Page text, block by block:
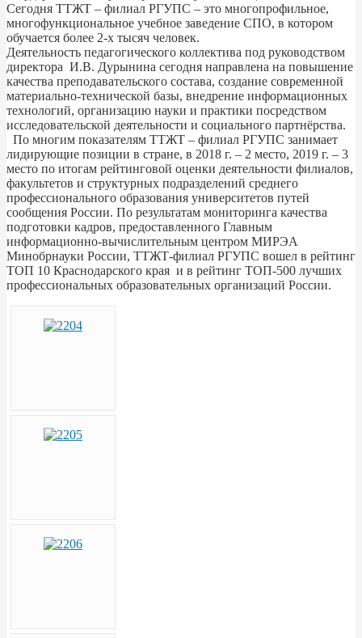
Сегодня ТТЖТ – филиал РГУПС – это многопрофильное,
многофункциональное учебное заведение СПО, в котором
обучается более 2-х тысяч человек.
Деятельность педагогического коллектива под руководством
директора И.В. Дурынина сегодня направлена на повышение
качества преподавательского состава, создание современной
материально-технической базы, внедрение информационных
технологий, организацию науки и практики посредством
исследовательской деятельности и социального партнёрства.
По многим показателям ТТЖТ – филиал РГУПС занимает
лидирующие позиции в стране, в 2018 г. – 2 место, 2019 г. – 3
место по итогам рейтинговой оценки деятельности филиалов,
факультетов и структурных подразделений среднего
профессионального образования университетов путей
сообщения России. По результатам мониторинга качества
подготовки кадров, предоставленного Главным
информационно-вычислительным центром МИРЭА
Минобрнауки России, ТТЖТ-филиал РГУПС вошел в рейтинг
ТОП 10 Краснодарского края и в рейтинг ТОП-500 лучших
профессиональных образовательных организаций России.